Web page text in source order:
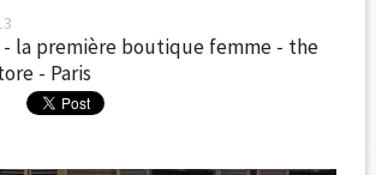
la première boutique femme - the
- Paris